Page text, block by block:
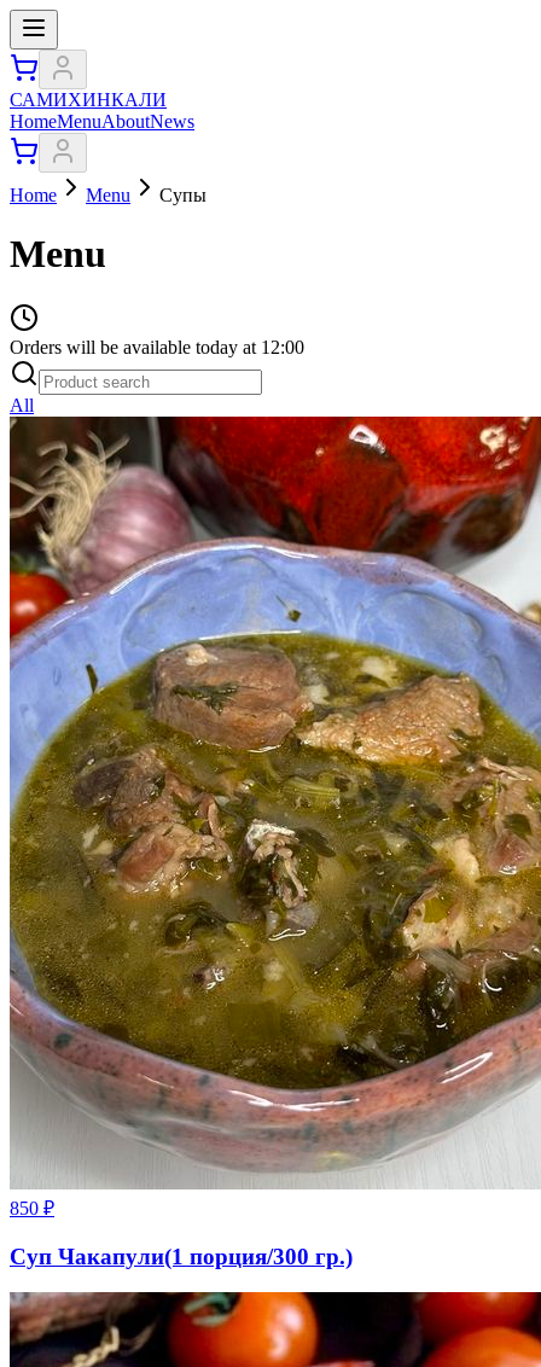
САМИХИНКАЛИ
HomeMenuAboutNews
Home Menu Супы
Menu
Orders will be available today at 12:00
All
850 ₽
Суп Чакапули(1 порция/300 гр.)